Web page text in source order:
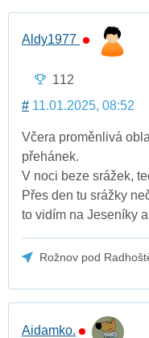
Aldy1977
112
# 11.01.2025, 08:52
Včera proměnlivá
přehánek.
V noci beze srážek,
Přes den tu srážky
to vidím na Jeseníky
Rožnov pod
Aidamko.